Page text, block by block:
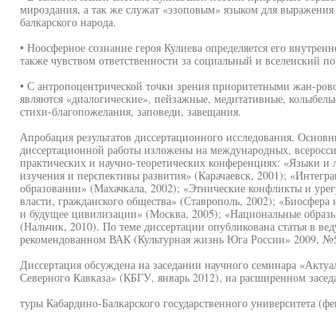
мироздания, а так же служат «эзоповым» языком для
балкарского народа.
• Ноосферное сознание героя Кулиева определяется его
также чувством ответственности за социальный и вселенский
• С антропоцентрической точки зрения приоритетными жан-
являются «диалогические», пейзажные, медитативные,
стихи-благопожелания, заповеди, завещания.
Апробация результатов диссертационного исследования.
диссертационной работы изложены на международных,
практических и научно-теоретических конференциях: «Языки и
изучения и перспективы развития» (Карачаевск, 2001);
образовании» (Махачкала, 2002); «Этнические конфликты и
власти, гражданского общества» (Ставрополь, 2002);
и будущее цивилизации» (Москва, 2005); «Национальные
(Нальчик, 2010). По теме диссертации опубликована статья в
рекомендованном ВАК (Культурная жизнь Юга России» 2009,
Диссертация обсуждена на заседании научного семинара
Северного Кавказа» (КБГУ, январь 2012), на расширенном
туры Кабардино-Балкарского государственного университета